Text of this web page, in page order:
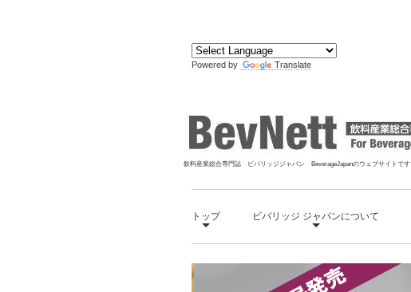
Powered by Translate
飲料産業総合専門誌 ビバリッジジャパン BeverageJapanのウェブサイトです
トップ ビバリッジ ジャパンについて